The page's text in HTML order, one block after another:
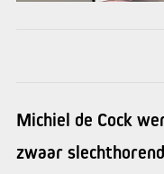
Michiel de Cock
zwaar